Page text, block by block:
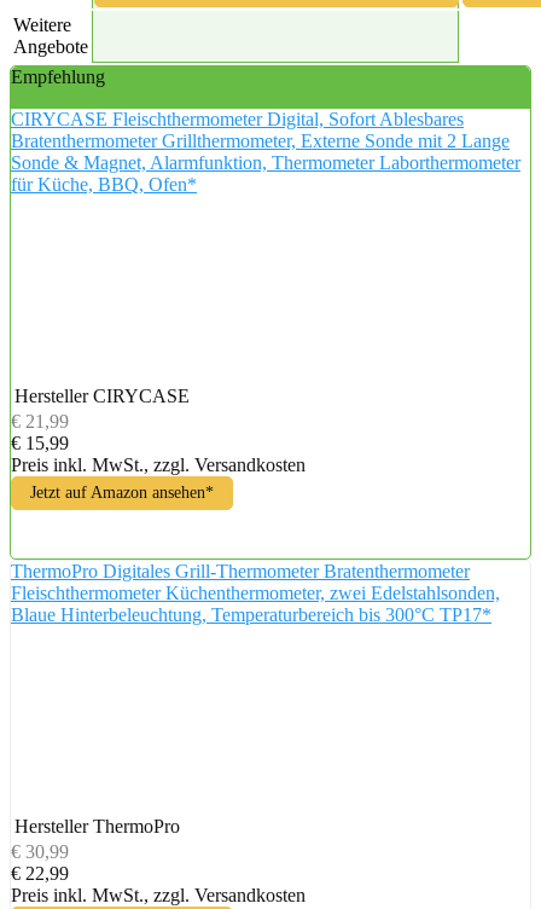
Weitere
Angebote
Empfehlung
CIRYCASE Fleischthermometer Digital, Sofort Ablesbares
Bratenthermometer Grillthermometer, Externe Sonde mit 2 Lange
Sonde & Magnet, Alarmfunktion, Thermometer Laborthermometer
für Küche, BBQ, Ofen*
Hersteller CIRYCASE
€ 21,99
€ 15,99
Preis inkl. MwSt., zzgl. Versandkosten
Jetzt auf Amazon ansehen*
ThermoPro Digitales Grill-Thermometer Bratenthermometer
Fleischthermometer Küchenthermometer, zwei Edelstahlsonden,
Blaue Hinterbeleuchtung, Temperaturbereich bis 300°C TP17*
Hersteller ThermoPro
€ 30,99
€ 22,99
Preis inkl. MwSt., zzgl. Versandkosten